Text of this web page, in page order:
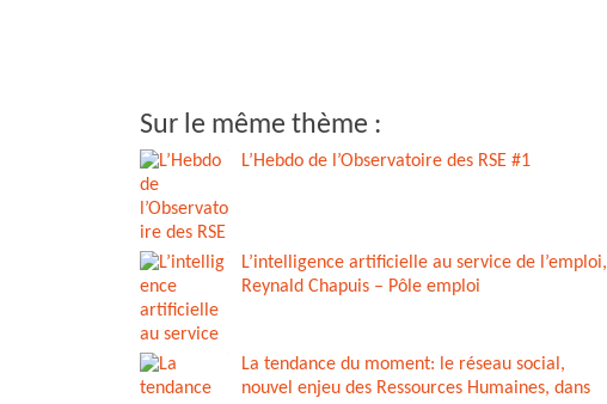
Sur le même thème :
L’Hebdo de l’Observatoire des RSE #1
L’intelligence artificielle au service de l’emploi,
Reynald Chapuis – Pôle emploi
La tendance du moment: le réseau social,
nouvel enjeu des Ressources Humaines, dans